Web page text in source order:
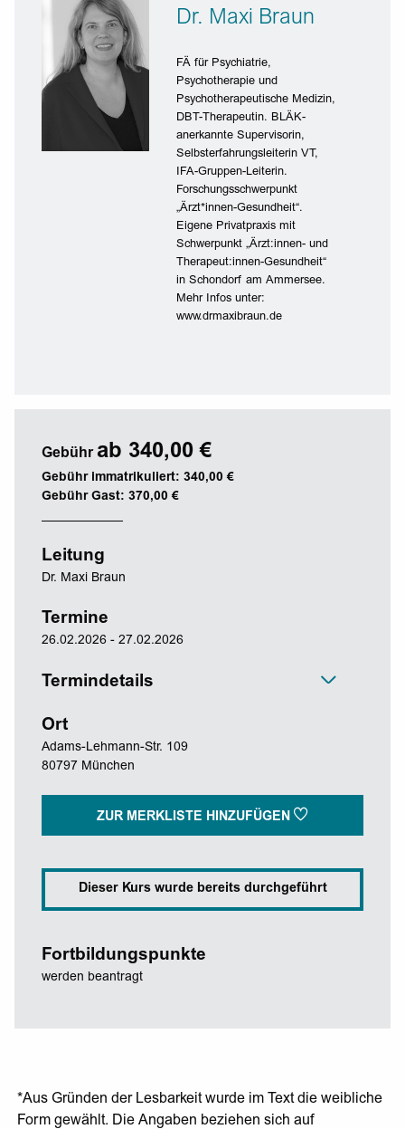
Dr. Maxi Braun
FÄ für Psychiatrie,
Psychotherapie und
Psychotherapeutische Medizin,
DBT-Therapeutin. BLÄK-
anerkannte Supervisorin,
Selbsterfahrungsleiterin VT,
IFA-Gruppen-Leiterin.
Forschungsschwerpunkt
„Ärzt*innen-Gesundheit“.
Eigene Privatpraxis mit
Schwerpunkt „Ärzt:innen- und
Therapeut:innen-Gesundheit“
in Schondorf am Ammersee.
Mehr Infos unter:
www.drmaxibraun.de
Gebühr ab 340,00 €
Gebühr immatrikuliert: 340,00 €
Gebühr Gast: 370,00 €
Leitung
Dr. Maxi Braun
Termine
26.02.2026 - 27.02.2026
Termindetails
Ort
Adams-Lehmann-Str. 109
80797 München
ZUR MERKLISTE HINZUFÜGEN
Dieser Kurs wurde bereits durchgeführt
Fortbildungspunkte
werden beantragt
*Aus Gründen der Lesbarkeit wurde im Text die weibliche
Form gewählt. Die Angaben beziehen sich auf